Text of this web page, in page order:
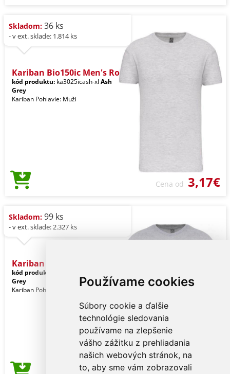
Používame cookies
Súbory cookie a ďalšie
technológie sledovania
používame na zlepšenie
vášho zážitku z prehliadania
našich webových stránok, na
to, aby sme vám zobrazovali
Skladom: 36 ks
- v ext. sklade: 1.814 ks
Kariban Bio150ic Men's Ro
kód produktu: ka3025icash-xl Ash
Grey
Kariban Pohlavie: Muži
Cena od 3,17€
Skladom: 99 ks
- v ext. sklade: 2.327 ks
Kariban Bio150ic Men's Ro
kód produktu:
Grey
Kariban Pohlavie: Muži